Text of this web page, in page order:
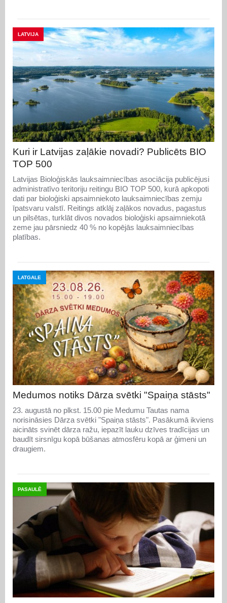
LATVIJA
Kuri ir Latvijas zaļākie novadi? Publicēts BIO
TOP 500
Latvijas Bioloģiskās lauksaimniecības asociācija publicējusi
administratīvo teritoriju reitingu BIO TOP 500, kurā apkopoti
dati par bioloģiski apsaimniekoto lauksaimniecības zemju
īpatsvaru valstī. Reitings atklāj zaļākos novadus, pagastus
un pilsētas, turklāt divos novados bioloģiski apsaimniekotā
zeme jau pārsniedz 40 % no kopējās lauksaimniecības
platības.
LATGALE
Medumos notiks Dārza svētki "Spaiņa stāsts"
23. augustā no plkst. 15.00 pie Medumu Tautas nama
norisināsies Dārza svētki "Spaiņa stāsts". Pasākumā ikviens
aicināts svinēt dārza ražu, iepazīt lauku dzīves tradīcijas un
baudīt sirsnīgu kopā būšanas atmosfēru kopā ar ģimeni un
draugiem.
PASAULĒ